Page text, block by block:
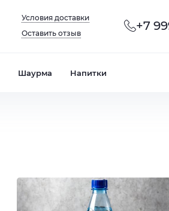
Условия доставки
Оставить отзыв
+7
Шаурма Напитки